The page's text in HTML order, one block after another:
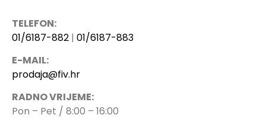
TELEFON:
01/6187-882 | 01/6187-883
E-MAIL:
prodaja@fiv.hr
RADNO VRIJEME:
Pon – Pet / 8:00 – 16:00